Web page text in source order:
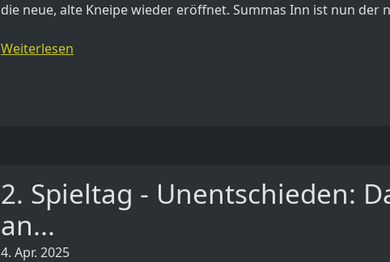
die neue, alte Kneipe wieder eröffnet. Summas Inn ist nun der
Weiterlesen
2. Spieltag - Unentschieden:
an...
4. Apr. 2025